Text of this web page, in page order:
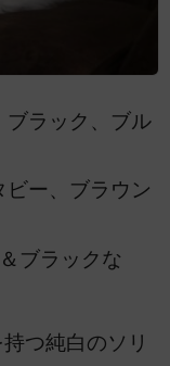
ブラック、ブル
ビー、ブラウン
ブラックな
つ純白のソリ